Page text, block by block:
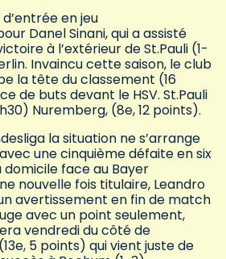
d’entrée en jeu
Danel Sinani, qui a assisté
à l’extérieur de St.Pauli (1-
Invaincu cette saison, le club
la tête du classement (16
de buts devant le HSV. St.Pauli
Nuremberg, (8e, 12 points).
la situation ne s’arrange
une cinquième défaite en six
face au Bayer
nouvelle fois titulaire, Leandro
avertissement en fin de match
avec un point seulement,
vendredi du côté de
5 points) qui vient juste de